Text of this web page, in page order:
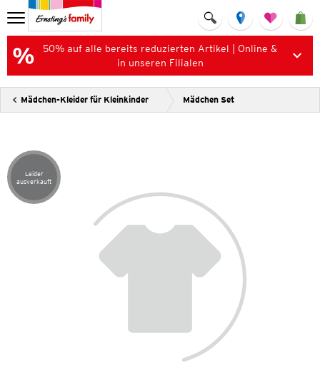
50% auf alle bereits reduzierten Artikel | Online &
in unseren Filialen
Mädchen-Kleider für Kleinkinder Mädchen Set
Artikel leider ausverkauft
Leider
ausverkauft